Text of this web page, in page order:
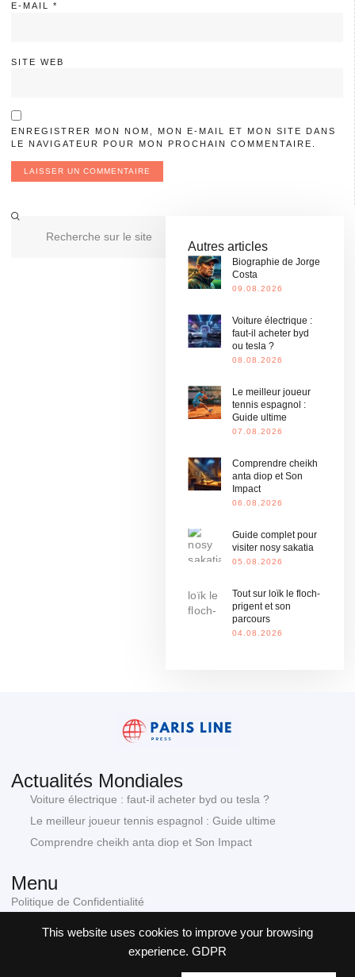
This website uses cookies to improve your browsing
experience. GDPR
E-MAIL *
SITE WEB
ENREGISTRER MON NOM, MON E-MAIL ET MON SITE DANS
LE NAVIGATEUR POUR MON PROCHAIN COMMENTAIRE.
Autres articles
Biographie de Jorge
Costa
09.08.2026
Voiture électrique :
faut-il acheter byd
ou tesla ?
08.08.2026
Le meilleur joueur
tennis espagnol :
Guide ultime
07.08.2026
Comprendre cheikh
anta diop et Son
Impact
06.08.2026
Guide complet pour
visiter nosy sakatia
05.08.2026
Tout sur loïk le floch-
prigent et son
parcours
04.08.2026
Actualités Mondiales
Voiture électrique : faut-il acheter byd ou tesla ?
Le meilleur joueur tennis espagnol : Guide ultime
Comprendre cheikh anta diop et Son Impact
Menu
Politique de Confidentialité
Conditions générales
Politique en matière de cookies